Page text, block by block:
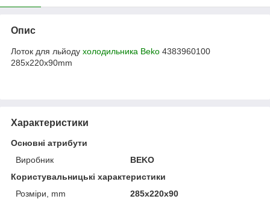
Опис
Лоток для льйоду холодильника Beko 4383960100
285x220x90mm
Характеристики
Основні атрибути
Виробник
BEKO
Користувальницькі характеристики
Розміри, mm
285x220x90